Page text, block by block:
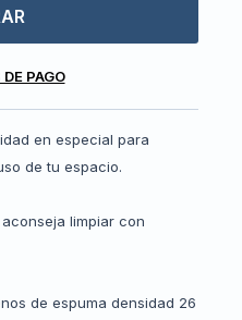
PAGO
en especial para
de tu espacio.
limpiar con
de espuma densidad 26